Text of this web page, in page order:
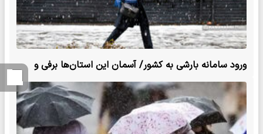
ورود سامانه بارشی به کشور/ آسمان این استان‌ها برفی و
بارانی است